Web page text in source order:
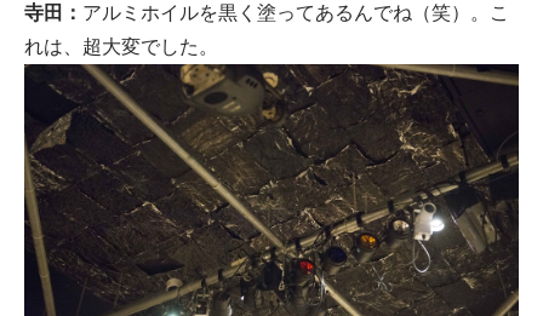
寺田： アルミホイルを黒く塗ってあるんでね（笑）。こ
れは、超大変でした。